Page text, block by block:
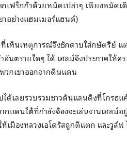
เฟร็กก้าด้วยหมัดเปล่าๆ เพียงหมัดเ
อย่างแฮมเมอร์แฮนด์)
เห็นเหตุการณ์จึงชักดาบใส่กษัตริย์
อันตรายใดๆ ได้ เฮลม์จึงประกาศให้
กเขาออกจากดินแดน
ด้เลยรวบรวมชาวดันแลนดิงที่โกรธ
กแดนใต้ที่กำลังจ้องจะเล่นงานเฮลม์
เมืองหลวงเอโดรัสถูกตีแตก และวูล์